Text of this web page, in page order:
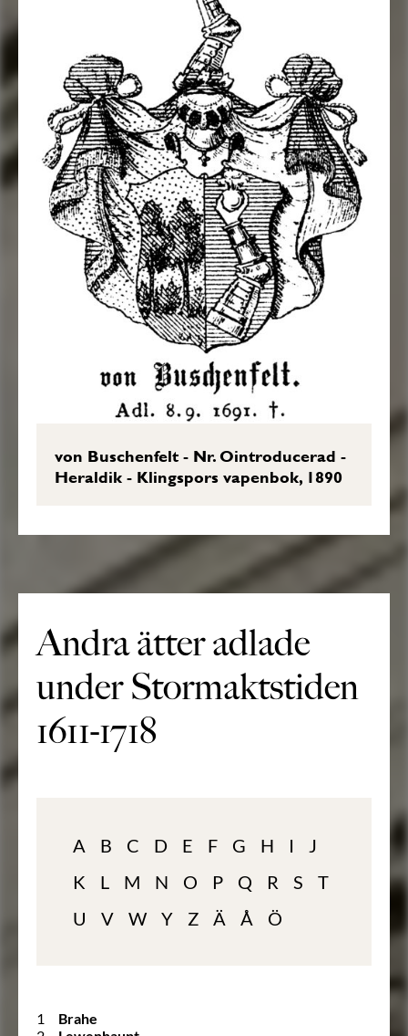
von Buschenfelt - Nr. Ointroducerad -
Heraldik - Klingspors vapenbok, 1890
Andra ätter adlade
under Stormaktstiden
1611-1718
A B C D E F G H I
J
K
L M N O P Q R S
T
U
V W Y Z Ä Å Ö
1
Brahe